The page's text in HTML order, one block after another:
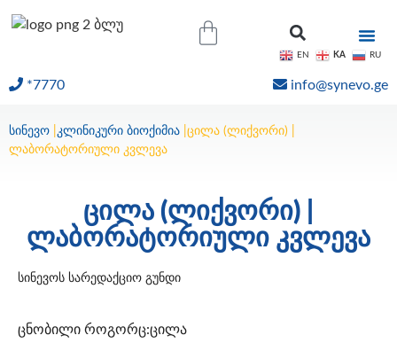
*7770 info@synevo.ge
სინევო კლინიკური ბიოქიმია ცილა (ლიქვორი) |
ლაბორატორიული კვლევა
ცილა (ლიქვორი) |
ლაბორატორიული კვლევა
სინევოს სარედაქციო გუნდი
ცნობილი როგორც:ცილა
EN KA RU